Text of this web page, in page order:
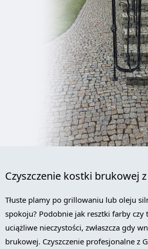
Czyszczenie kostki brukowej
Tłuste plamy po grillowaniu lub oleju
spokoju? Podobnie jak resztki farby
uciążliwe nieczystości, zwłaszcza gdy
brukowej. Czyszczenie profesjonalne z